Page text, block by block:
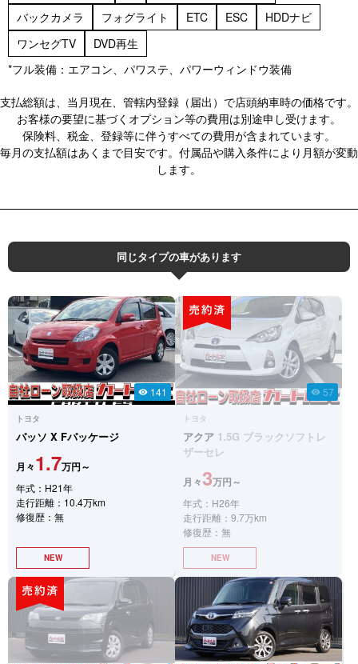
バックカメラ
フォグライト ETC ESC
HDDナビ
ワンセグTV
DVD再生
*フル装備：エアコン、パワステ、パワーウィンドウ装備
支払総額は、当月現在、管轄内登録（届出）で店頭納車時の価格です。
お客様の要望に基づくオプション等の費用は別途申し受けます。
保険料、税金、登録等に伴うすべての費用が含まれています。
毎月の支払額はあくまで目安です。付属品や購入条件により月額が変動
します。
同じタイプの車があります
visibility 141
トヨタ
パッソ X Fパッケージ
月々1.7万円～
年式：H21年
走行距離：10.4万km
修復歴：無
NEW
visibility 57
トヨタ
アクア 1.5G ブラックソフトレ
ザーセレ
月々3万円～
年式：H26年
走行距離：9.7万km
修復歴：無
NEW